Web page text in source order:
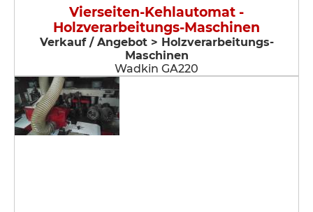
Vierseiten-Kehlautomat -
Holzverarbeitungs-Maschinen
Verkauf / Angebot > Holzverarbeitungs-
Maschinen
Wadkin GA220